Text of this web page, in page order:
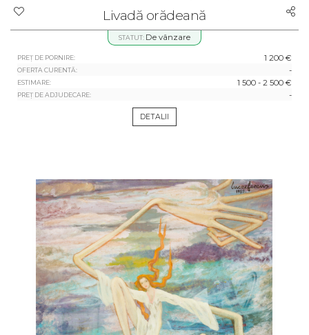
Livadă orădeană
STATUT: De vânzare
PREȚ DE PORNIRE: 1 200 €
OFERTA CURENTĂ: -
ESTIMARE: 1 500 - 2 500 €
PREȚ DE ADJUDECARE: -
DETALII